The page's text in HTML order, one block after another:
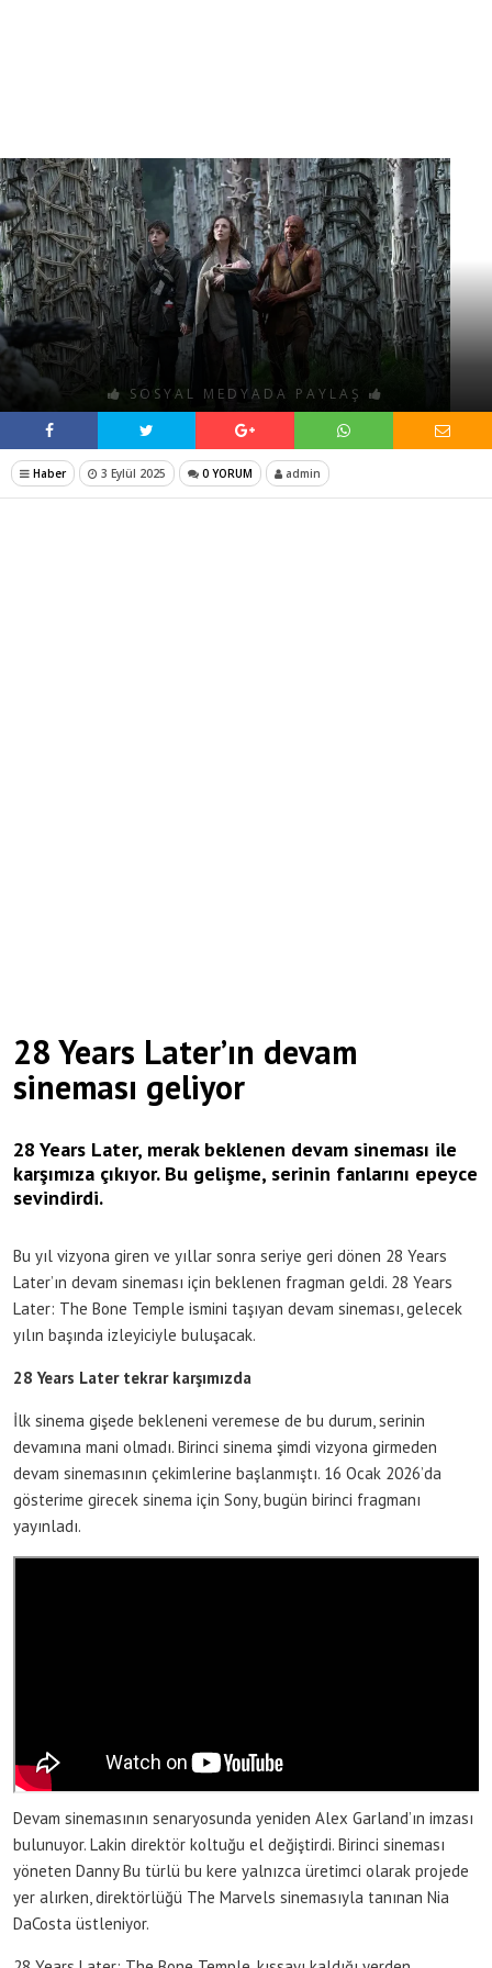
SOSYAL MEDYADA PAYLAŞ
Haber 3 Eylül 2025 0 YORUM admin
28 Years Later’ın devam
sineması geliyor
28 Years Later, merak beklenen devam sineması ile
karşımıza çıkıyor. Bu gelişme, serinin fanlarını epeyce
sevindirdi.
Bu yıl vizyona giren ve yıllar sonra seriye geri dönen 28 Years
Later’ın devam sineması için beklenen fragman geldi. 28 Years
Later: The Bone Temple ismini taşıyan devam sineması, gelecek
yılın başında izleyiciyle buluşacak.
28 Years Later tekrar karşımızda
İlk sinema gişede bekleneni veremese de bu durum, serinin
devamına mani olmadı. Birinci sinema şimdi vizyona girmeden
devam sinemasının çekimlerine başlanmıştı. 16 Ocak 2026’da
gösterime girecek sinema için Sony, bugün birinci fragmanı
yayınladı.
Devam sinemasının senaryosunda yeniden Alex Garland’ın imzası
bulunuyor. Lakin direktör koltuğu el değiştirdi. Birinci sineması
yöneten Danny Bu türlü bu kere yalnızca üretimci olarak projede
yer alırken, direktörlüğü The Marvels sinemasıyla tanınan Nia
DaCosta üstleniyor.